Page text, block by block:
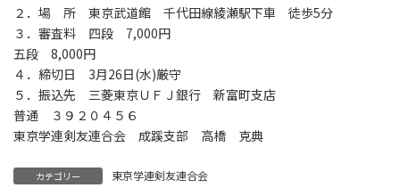
２．場 所 東京武道館 千代田線綾瀬駅下車 徒歩5分
３．審査料 四段 7,000円
五段 8,000円
４．締切日 3月26日(水)厳守
５．振込先 三菱東京ＵＦＪ銀行 新富町支店
普通 ３９２０４５６
東京学連剣友連合会 成蹊支部 高橋 克典
カテゴリー 東京学連剣友連合会